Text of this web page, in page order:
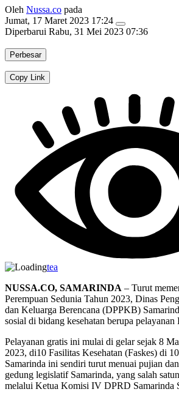
Oleh Nussa.co pada
Jumat, 17 Maret 2023 17:24
Diperbarui Rabu, 31 Mei 2023 07:36
Perbesar
Copy Link
tea
NUSSA.CO, SAMARINDA – Turut
Perempuan Sedunia Tahun 2023, Dinas
dan Keluarga Berencana (DPPKB)
sosial di bidang kesehatan berupa
Pelayanan gratis ini mulai di gelar sejak 8
2023, di10 Fasilitas Kesehatan (Faskes) di
Samarinda ini sendiri turut menuai pujian
gedung legislatif Samarinda, yang salah
melalui Ketua Komisi IV DPRD Samarinda